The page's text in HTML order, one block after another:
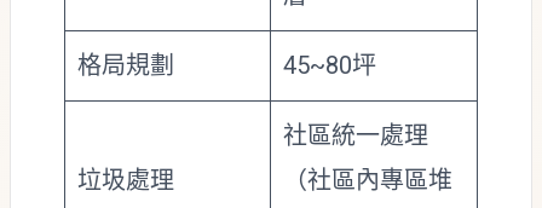
格局規劃 45~80坪
垃圾處理
社區統一處理
（社區內專區堆